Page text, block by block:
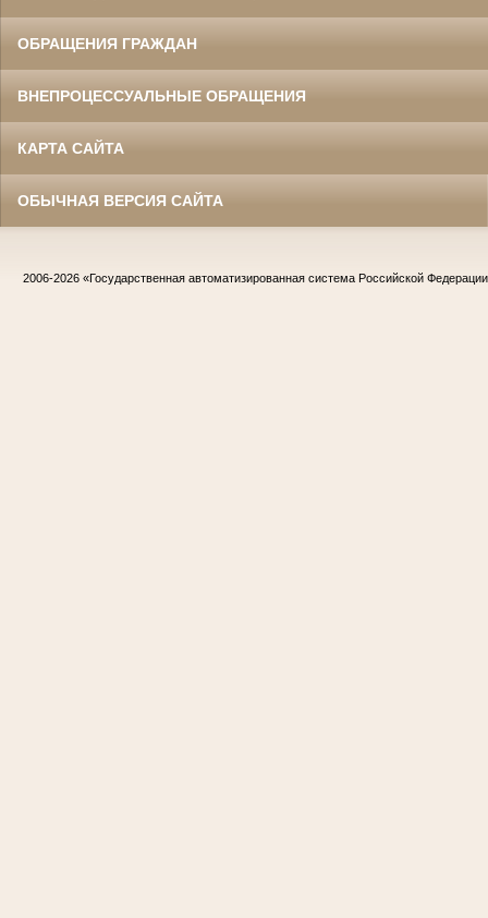
ОБРАЩЕНИЯ ГРАЖДАН
ВНЕПРОЦЕССУАЛЬНЫЕ ОБРАЩЕНИЯ
КАРТА САЙТА
ОБЫЧНАЯ ВЕРСИЯ САЙТА
2006-2026 «Государственная автоматизированная система Российской